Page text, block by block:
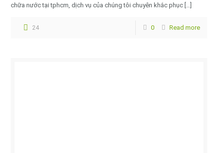
chữa nước tại tphcm, dịch vụ của chúng tôi chuyên khắc phục […]
24 0 Read more